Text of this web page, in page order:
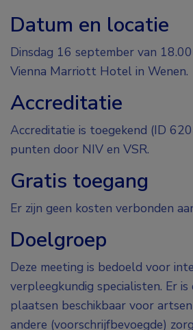
Datum en locatie
Dinsdag 16 september van
Vienna Marriott Hotel in Wenen.
Accreditatie
Accreditatie is toegekend (ID
punten door NIV en VSR.
Gratis toegang
Er zijn geen kosten verbonden
Doelgroep
Deze meeting is bedoeld voor
verpleegkundig specialisten. Er
plaatsen beschikbaar voor
andere (voorschrijfbevoegde)